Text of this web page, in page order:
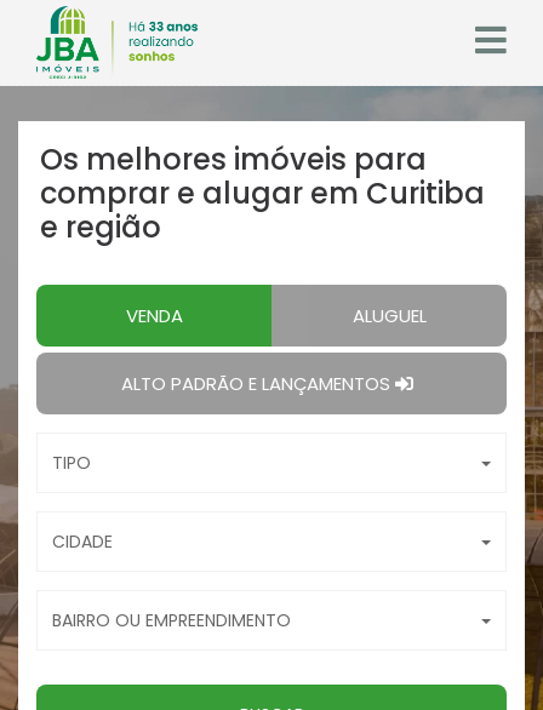
Os melhores imóveis para
comprar e alugar em Curitiba
e região
VENDA ALUGUEL
ALTO PADRÃO E LANÇAMENTOS
TIPO
CIDADE
BAIRRO OU EMPREENDIMENTO